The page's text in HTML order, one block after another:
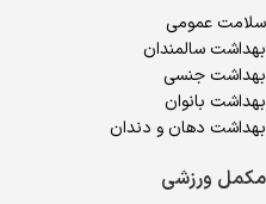
سلامت عمومی
بهداشت سالمندان
بهداشت جنسی
بهداشت بانوان
بهداشت دهان و دندان
مکمل ورزشی